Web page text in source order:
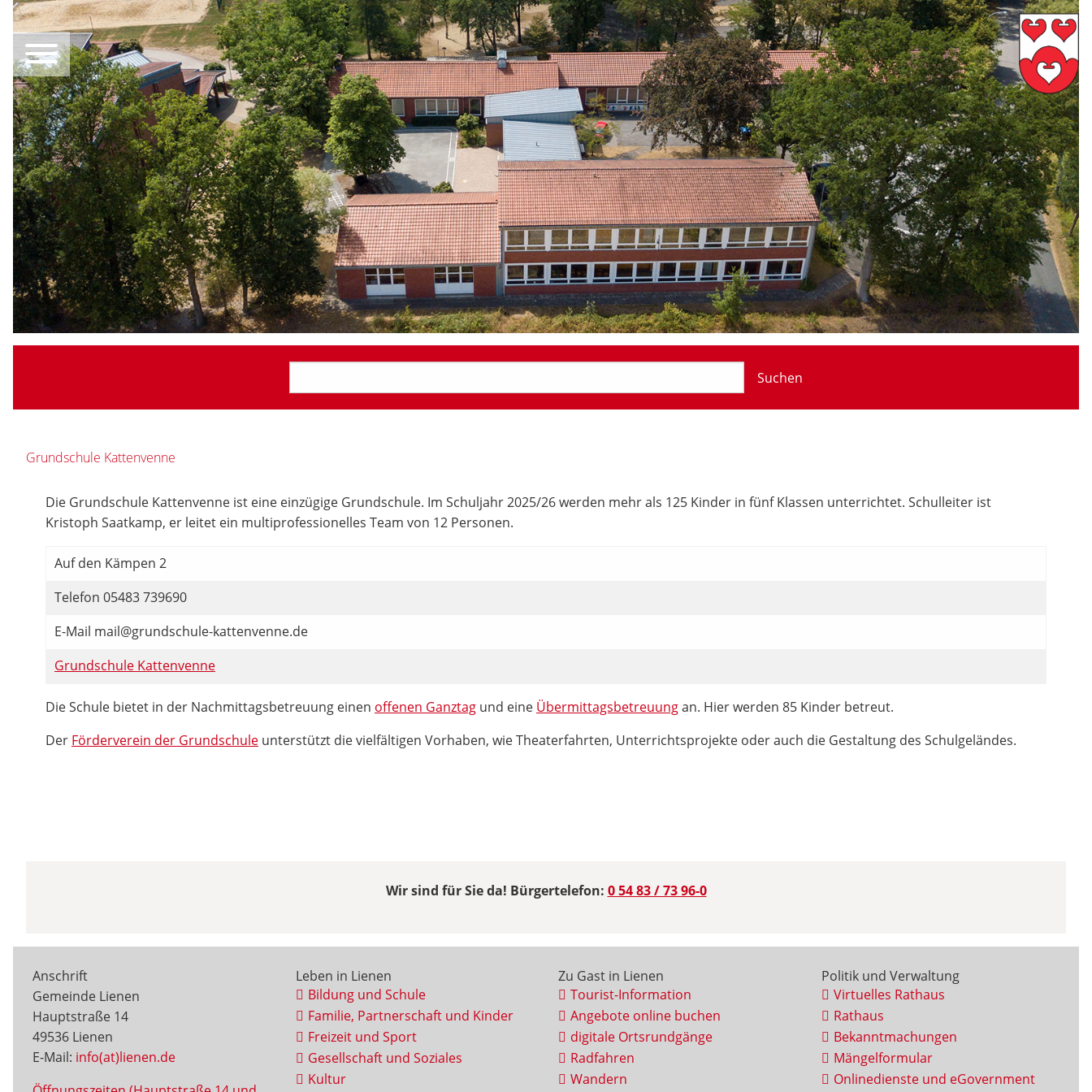
Suchen
Grundschule Kattenvenne
Die Grundschule Kattenvenne ist eine einzügige Grundschule. Im Schuljahr 2025/26 werden mehr als 125 Kinder in fünf Klassen unterrichtet. Schulleiter ist
Kristoph Saatkamp, er leitet ein multiprofessionelles Team von 12 Personen.
Auf den Kämpen 2
Telefon 05483 739690
E-Mail mail@grundschule-kattenvenne.de
Grundschule Kattenvenne
Die Schule bietet in der Nachmittagsbetreuung einen offenen Ganztag und eine Übermittagsbetreuungan. Hier werden 85 Kinder betreut.
Der Förderverein der Grundschule unterstützt die vielfältigen Vorhaben, wie Theaterfahrten, Unterrichtsprojekte oder auch die Gestaltung des Schulgeländes.
Wir sind für Sie da! Bürgertelefon: 0 54 83 / 73 96-0
Anschrift
Gemeinde Lienen
Hauptstraße 14
49536 Lienen
E-Mail: info(at)lienen.de
Leben in Lienen
Bildung und Schule
Familie, Partnerschaft und Kinder
Freizeit und Sport
Gesellschaft und Soziales
Kultur
Zu Gast in Lienen
Tourist-Information
Angebote online buchen
digitale Ortsrundgänge
Radfahren
Wandern
Politik und Verwaltung
Virtuelles Rathaus
Rathaus
Bekanntmachungen
Mängelformular
Onlinedienste und eGovernment